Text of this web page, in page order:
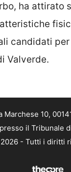
ha attirato
candidati
Valverde.
10,
il Tribunale
- Tutti i diritti